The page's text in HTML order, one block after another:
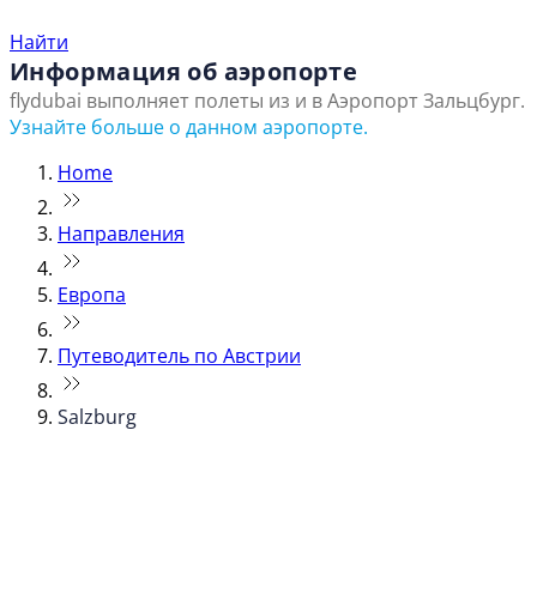
Найти
Информация об аэропорте
flydubai выполняет полеты из и в Аэропорт Зальцбург.
Узнайте больше о данном аэропорте.
Home
Направления
Европа
Путеводитель по Австрии
Salzburg